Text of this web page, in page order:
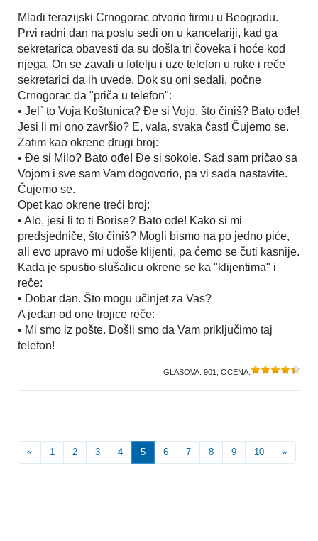
Mladi terazijski Crnogorac otvorio firmu u Beogradu.
Prvi radni dan na poslu sedi on u kancelariji, kad ga
sekretarica obavesti da su došla tri čoveka i hoće kod
njega. On se zavali u fotelju i uze telefon u ruke i reče
sekretarici da ih uvede. Dok su oni sedali, počne
Crnogorac da "priča u telefon":
• Jel` to Voja Koštunica? Đe si Vojo, što činiš? Bato ođe!
Jesi li mi ono završio? E, vala, svaka čast! Čujemo se.
Zatim kao okrene drugi broj:
• Đe si Milo? Bato ođe! Đe si sokole. Sad sam pričao sa
Vojom i sve sam Vam dogovorio, pa vi sada nastavite.
Čujemo se.
Opet kao okrene treći broj:
• Alo, jesi li to ti Borise? Bato ođe! Kako si mi
predsjedniče, što činiš? Mogli bismo na po jedno piće,
ali evo upravo mi uđoše klijenti, pa ćemo se čuti kasnije.
Kada je spustio slušalicu okrene se ka "klijentima" i
reče:
• Dobar dan. Što mogu učinjet za Vas?
A jedan od one trojice reče:
• Mi smo iz pošte. Došli smo da Vam priključimo taj
telefon!
GLASOVA: 901 , OCENA:
« 1 2 3 4 5 6 7 8 9 10 »